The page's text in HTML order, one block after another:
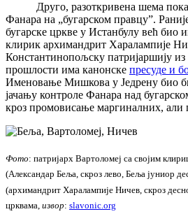
Друго, разоткривена шема
Фанара на „бугарском правцу”. Раније
бугарске цркве у Истанбулу већ био
клирик архимандрит Харалампије
Константинопољску патријаршију
прошлости има канонске пресуде и
Именовање Мишкова у Једрену био
јачању контроле Фанара над
кроз промовисање маргиналних, али
Фото: патријарх Вартоломеј са својим
(Александар Беља, скроз лево, Беља јуниор
(архимандрит Харалампије Ничев, скроз
црквама, извор: slavonic.org